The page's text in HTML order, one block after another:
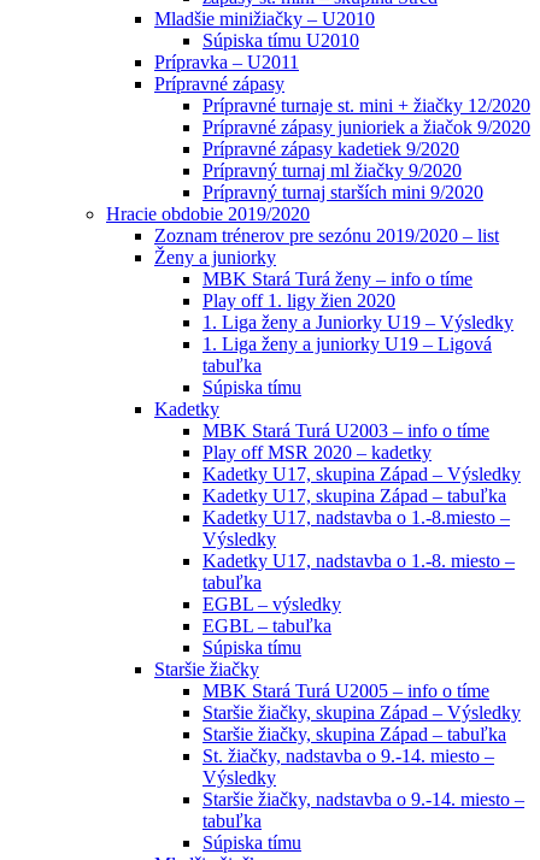
Mladšie minižiačky – U2010
Súpiska tímu U2010
Prípravka – U2011
Prípravné zápasy
Prípravné turnaje st. mini + žiačky 12/2020
Prípravné zápasy junioriek a žiačok 9/2020
Prípravné zápasy kadetiek 9/2020
Prípravný turnaj ml žiačky 9/2020
Prípravný turnaj starších mini 9/2020
Hracie obdobie 2019/2020
Zoznam trénerov pre sezónu 2019/2020 – list
Ženy a juniorky
MBK Stará Turá ženy – info o tíme
Play off 1. ligy žien 2020
1. Liga ženy a Juniorky U19 – Výsledky
1. Liga ženy a juniorky U19 – Ligová
tabuľka
Súpiska tímu
Kadetky
MBK Stará Turá U2003 – info o tíme
Play off MSR 2020 – kadetky
Kadetky U17, skupina Západ – Výsledky
Kadetky U17, skupina Západ – tabuľka
Kadetky U17, nadstavba o 1.-8.miesto –
Výsledky
Kadetky U17, nadstavba o 1.-8. miesto –
tabuľka
EGBL – výsledky
EGBL – tabuľka
Súpiska tímu
Staršie žiačky
MBK Stará Turá U2005 – info o tíme
Staršie žiačky, skupina Západ – Výsledky
Staršie žiačky, skupina Západ – tabuľka
St. žiačky, nadstavba o 9.-14. miesto –
Výsledky
Staršie žiačky, nadstavba o 9.-14. miesto –
tabuľka
Súpiska tímu